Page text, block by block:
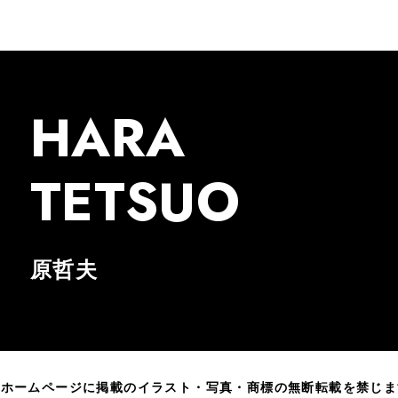
HARA
TETSUO
原哲夫
ームページに掲載のイラスト・写真・商標の無断転載を禁じ